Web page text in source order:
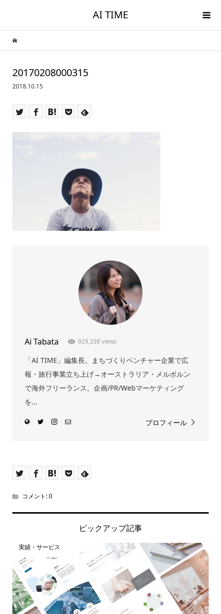
AI TIME
20170208000315
2018.10.15
Ai Tabata 929,338 views
「AI TIME」編集長。まちづくりベンチャー企業で広
報・旅行事業立ち上げ→オーストラリア・メルボルン
で海外フリーランス。企画/PR/Webマーケティング
を...
プロフィール
コメント:0
ピックアップ記事
実績・サービス